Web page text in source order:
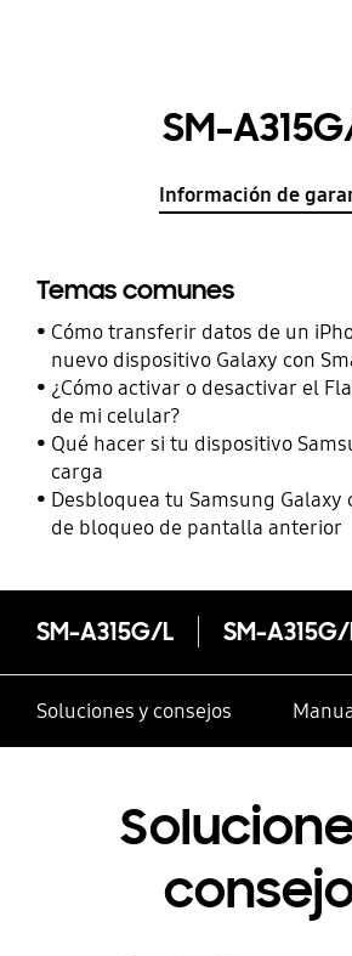
SM-
Información de
Temas comunes
Cómo transferir datos de un
nuevo dispositivo Galaxy con
¿Cómo activar o desactivar el
de mi celular?
Qué hacer si tu dispositivo
carga
Desbloquea tu Samsung Galaxy
de bloqueo de pantalla anterior
SM-A315G/L SM-
Soluciones y consejos